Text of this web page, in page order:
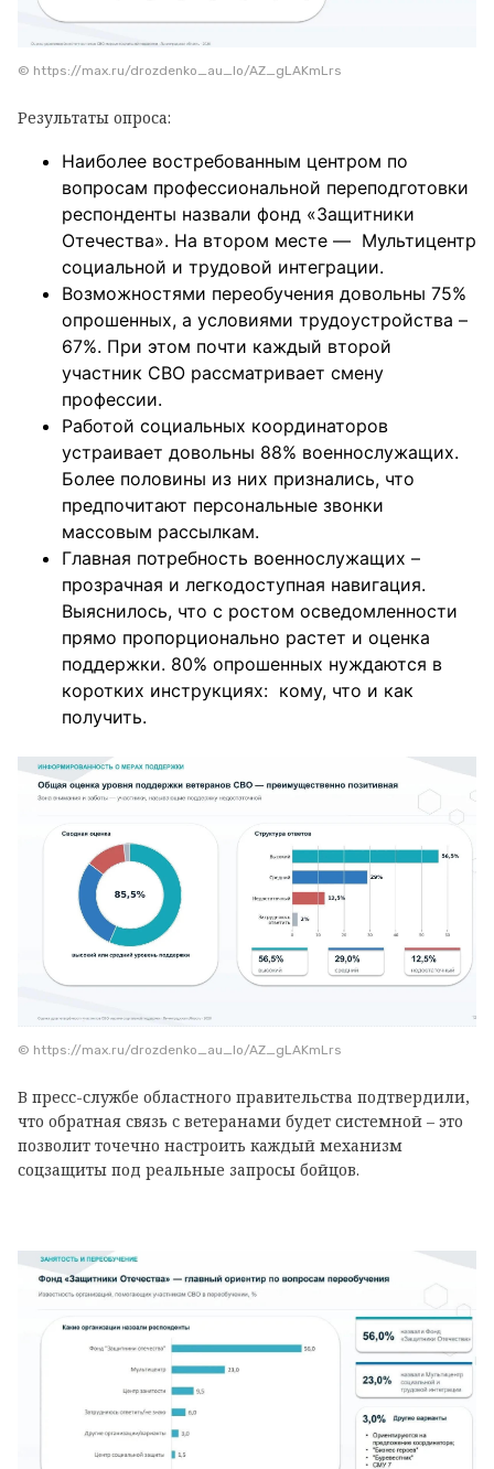
© https://max.ru/drozdenko_au_lo/AZ_gLAKmLrs
Результаты опроса:
Наиболее востребованным центром по
вопросам профессиональной переподготовки
респонденты назвали фонд «Защитники
Отечества». На втором месте — Мультицентр
социальной и трудовой интеграции.
Возможностями переобучения довольны 75%
опрошенных, а условиями трудоустройства –
67%. При этом почти каждый второй
участник СВО рассматривает смену
профессии.
Работой социальных координаторов
устраивает довольны 88% военнослужащих.
Более половины из них признались, что
предпочитают персональные звонки
массовым рассылкам.
Главная потребность военнослужащих –
прозрачная и легкодоступная навигация.
Выяснилось, что с ростом осведомленности
прямо пропорционально растет и оценка
поддержки. 80% опрошенных нуждаются в
коротких инструкциях: кому, что и как
получить.
© https://max.ru/drozdenko_au_lo/AZ_gLAKmLrs
В пресс-службе областного правительства подтвердили,
что обратная связь с ветеранами будет системной – это
позволит точечно настроить каждый механизм
соцзащиты под реальные запросы бойцов.